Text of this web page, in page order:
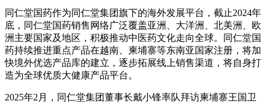
同仁堂国药作为同仁堂集团旗下的海外发展平台，截止2024年
底，同仁堂国药销售网络广泛覆盖亚洲、大洋洲、北美洲、欧
洲主要国家及地区，积极推动中医药文化走向全球。同仁堂国
药持续推进重点产品在越南、柬埔寨等东南亚国家注册，将加
快境外优选产品库的建立，逐步拓展线上销售渠道，将自身打
造为全球优质大健康产品平台。
2025年2月，同仁堂集团董事长戴小锋率队拜访柬埔寨王国卫